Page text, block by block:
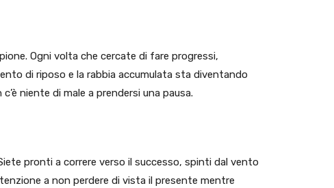
Ogni volta che cercate di fare progressi,
di riposo e la rabbia accumulata sta diventando
niente di male a prendersi una pausa.
pronti a correre verso il successo, spinti dal vento
a non perdere di vista il presente mentre